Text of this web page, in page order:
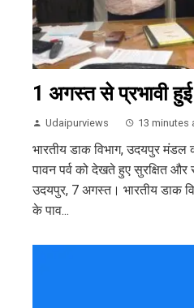
1 अगस्त से प्रभावी
Udaipurviews 13 minutes
भारतीय डाक विभाग, उदयपुर मंडल
पावन पर्व को देखते हुए सुरक्षित और
उदयपुर, 7 अगस्त। भारतीय डाक
के पाव...